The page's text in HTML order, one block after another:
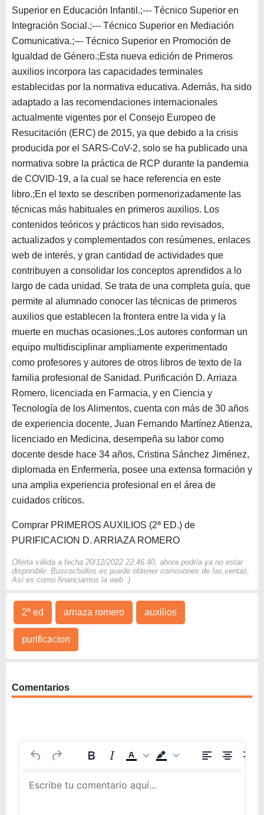
Superior en Educación Infantil.;--- Técnico Superior en
Integración Social.;--- Técnico Superior en Mediación
Comunicativa.;--- Técnico Superior en Promoción de
Igualdad de Género.;Esta nueva edición de Primeros
auxilios incorpora las capacidades terminales
establecidas por la normativa educativa. Además, ha sido
adaptado a las recomendaciones internacionales
actualmente vigentes por el Consejo Europeo de
Resucitación (ERC) de 2015, ya que debido a la crisis
producida por el SARS-CoV-2, solo se ha publicado una
normativa sobre la práctica de RCP durante la pandemia
de COVID-19, a la cual se hace referencia en este
libro.;En el texto se describen pormenorizadamente las
técnicas más habituales en primeros auxilios. Los
contenidos teóricos y prácticos han sido revisados,
actualizados y complementados con resúmenes, enlaces
web de interés, y gran cantidad de actividades que
contribuyen a consolidar los conceptos aprendidos a lo
largo de cada unidad. Se trata de una completa guía, que
permite al alumnado conocer las técnicas de primeros
auxilios que establecen la frontera entre la vida y la
muerte en muchas ocasiones.;Los autores conforman un
equipo multidisciplinar ampliamente experimentado
como profesores y autores de otros libros de texto de la
familia profesional de Sanidad. Purificación D. Arriaza
Romero, licenciada en Farmacia, y en Ciencia y
Tecnología de los Alimentos, cuenta con más de 30 años
de experiencia docente, Juan Fernando Martínez Atienza,
licenciado en Medicina, desempeña su labor como
docente desde hace 34 años, Cristina Sánchez Jiménez,
diplomada en Enfermería, posee una extensa formación y
una amplia experiencia profesional en el área de
cuidados críticos.
Comprar PRIMEROS AUXILIOS (2ª ED.) de
PURIFICACION D. ARRIAZA ROMERO
Oferta válida a fecha 20/12/2022 22:46:40, ahora podría ya no estar
disponible. Buscochollos.es puede obtener comisiones de las ventas.
Así es como financiamos la web :)
2ª ed arriaza romero auxilios
purificacion
Comentarios